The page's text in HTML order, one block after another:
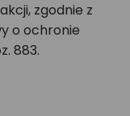
zgodnie z
o ochronie
883.